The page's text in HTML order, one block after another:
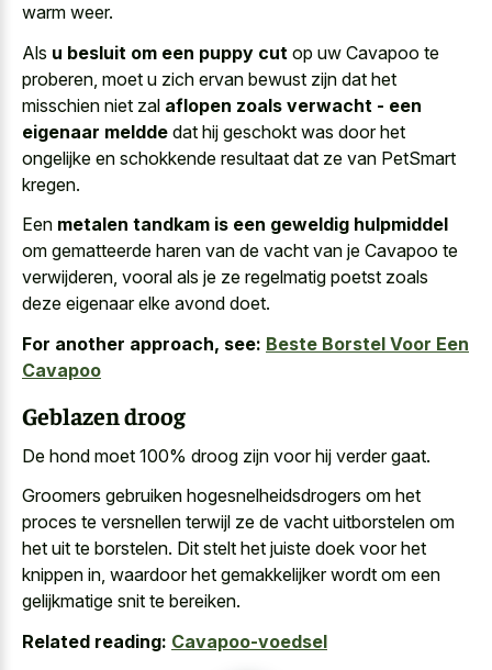
warm weer.
Als u besluit om een puppy cut op uw Cavapoo te
proberen, moet u zich ervan bewust zijn dat het
misschien niet zal aflopen zoals verwacht - een
eigenaar meldde dat hij geschokt was door het
ongelijke en schokkende resultaat dat ze van PetSmart
kregen.
Een metalen tandkam is een geweldig hulpmiddel
om gematteerde haren van de vacht van je Cavapoo te
verwijderen, vooral als je ze regelmatig poetst zoals
deze eigenaar elke avond doet.
For another approach, see: Beste Borstel Voor Een
Cavapoo
Geblazen droog
De hond moet 100% droog zijn voor hij verder gaat.
Groomers gebruiken hogesnelheidsdrogers om het
proces te versnellen terwijl ze de vacht uitborstelen om
het uit te borstelen. Dit stelt het juiste doek voor het
knippen in, waardoor het gemakkelijker wordt om een
gelijkmatige snit te bereiken.
Related reading: Cavapoo-voedsel